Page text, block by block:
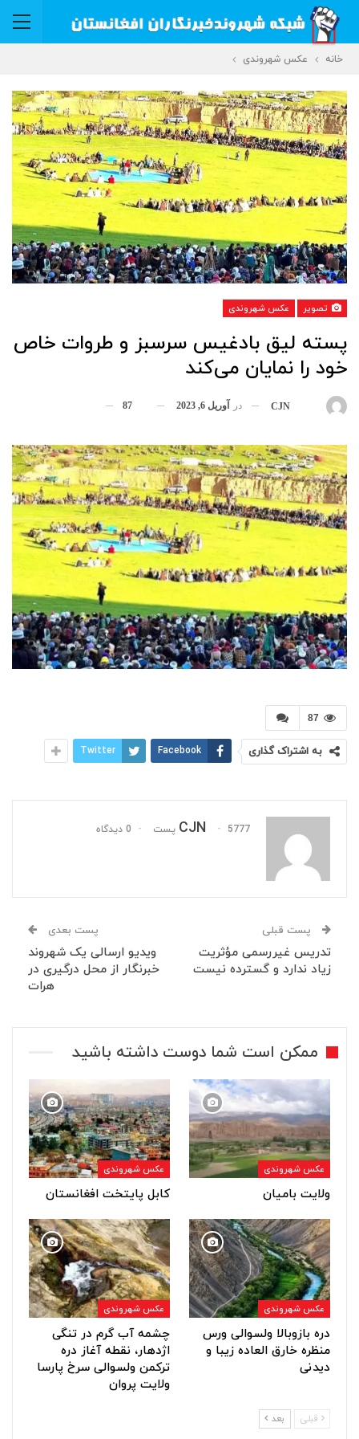
خانه عکس شهروندی
تصویر عکس شهروندی
پسته لیق بادغیس سرسبز و طروات خاص
خود را نمایان می‌کند
CJN در آوریل 6, 2023 87
87
به اشتراک گذاری Facebook
Twitter
CJN 5777 پست 0 دیدگاه
پست قبلی
تدریس غیررسمی مؤثریت
زیاد ندارد و گسترده نیست
پست بعدی
ویدیو ارسالی یک شهروند
خبرنگار از محل درگیری در
هرات
ممکن است شما دوست داشته باشید
عکس شهروندی
ولایت بامیان
عکس شهروندی
کابل پایتخت افغانستان
عکس شهروندی
دره بازوبالا ولسوالی ورس
منظره خارق العاده زیبا و
دیدنی
عکس شهروندی
چشمه آب گرم در تنگی
اژدهار، نقطه آغاز دره
ترکمن ولسوالی سرخ پارسا
ولایت پروان
قبلی بعد